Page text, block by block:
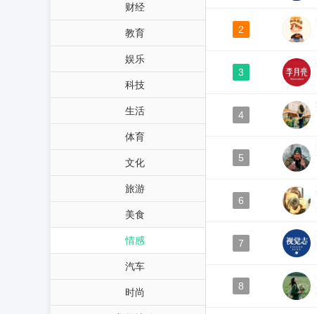
财经
教育
娱乐
科技
生活
体育
文化
旅游
美食
情感
汽车
时尚
2
3
4
5
6
7
8